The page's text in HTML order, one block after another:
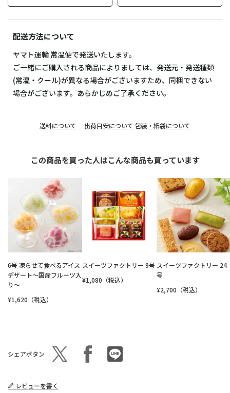
配送方法について
ヤマト運輸 常温便で発送いたします。
ご一緒にご購入される商品によりましては、発送元・発送種類
(常温・クール)が異なる場合がございますため、同梱できない
場合がございます。あらかじめご了承ください。
送料について 出荷目安について 包装・紙袋について
この商品を買った人はこんな商品も買っています
6号 凍らせて食べるアイス
デザート～国産フルーツ入
り～
¥1,620（税込）
スイーツファクトリー 9号
¥1,080（税込）
スイーツファクトリー 24
号
¥2,700（税込）
シェアボタン
レビューを書く